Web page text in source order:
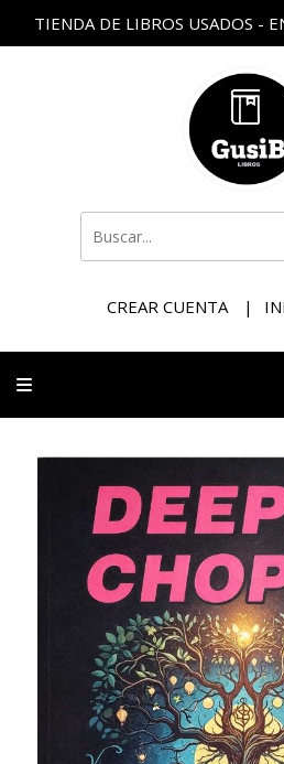
TIENDA DE LIBROS USADOS -
CREAR CUENTA